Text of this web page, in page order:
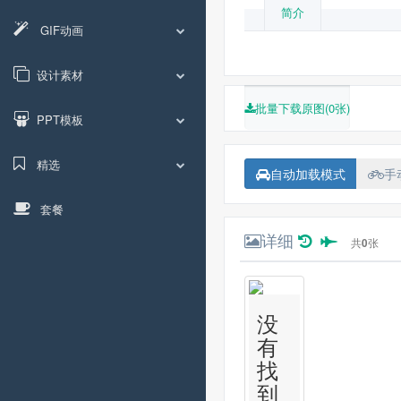
GIF动画
设计素材
PPT模板
精选
套餐
简介
批量下载原图(0张)
自动加载模式 手
详细 共0张
没
有
找
到